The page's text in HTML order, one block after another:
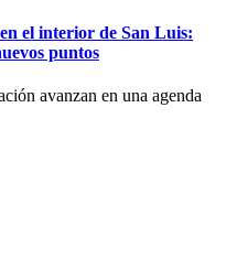
el interior de San Luis:
puntos